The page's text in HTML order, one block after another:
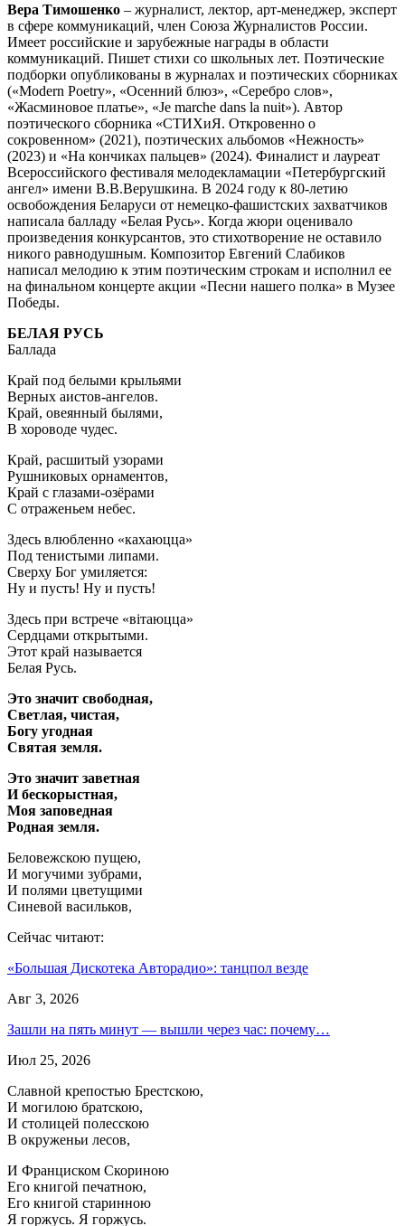
Вера Тимошенко – журналист, лектор, арт-менеджер, эксперт
в сфере коммуникаций, член Союза Журналистов России.
Имеет российские и зарубежные награды в области
коммуникаций. Пишет стихи со школьных лет. Поэтические
подборки опубликованы в журналах и поэтических сборниках
(«Modern Poetry», «Осенний блюз», «Серебро слов»,
«Жасминовое платье», «Je marche dans la nuit»). Автор
поэтического сборника «СТИХиЯ. Откровенно о
сокровенном» (2021), поэтических альбомов «Нежность»
(2023) и «На кончиках пальцев» (2024). Финалист и лауреат
Всероссийского фестиваля мелодекламации «Петербургский
ангел» имени В.В.Верушкина. В 2024 году к 80-летию
освобождения Беларуси от немецко-фашистских захватчиков
написала балладу «Белая Русь». Когда жюри оценивало
произведения конкурсантов, это стихотворение не оставило
никого равнодушным. Композитор Евгений Слабиков
написал мелодию к этим поэтическим строкам и исполнил ее
на финальном концерте акции «Песни нашего полка» в Музее
Победы.
БЕЛАЯ РУСЬ
Баллада
Край под белыми крыльями
Верных аистов-ангелов.
Край, овеянный былями,
В хороводе чудес.
Край, расшитый узорами
Рушниковых орнаментов,
Край с глазами-озёрами
С отраженьем небес.
Здесь влюбленно «кахаюцца»
Под тенистыми липами.
Сверху Бог умиляется:
Ну и пусть! Ну и пусть!
Здесь при встрече «вiтаюцца»
Сердцами открытыми.
Этот край называется
Белая Русь.
Это значит свободная,
Светлая, чистая,
Богу угодная
Святая земля.
Это значит заветная
И бескорыстная,
Моя заповедная
Родная земля.
Беловежскою пущею,
И могучими зубрами,
И полями цветущими
Синевой васильков,
Сейчас читают:
«Большая Дискотека Авторадио»: танцпол везде
Авг 3, 2026
Зашли на пять минут — вышли через час: почему…
Июл 25, 2026
Славной крепостью Брестскою,
И могилою братскою,
И столицей полесскою
В окруженьи лесов,
И Франциском Скориною
Его книгой печатною,
Его книгой старинною
Я горжусь. Я горжусь.